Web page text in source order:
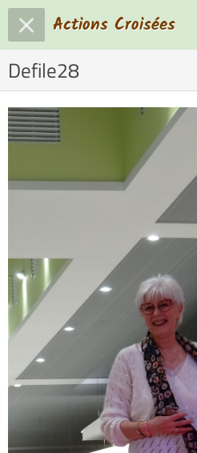
Actions Croisées
Defile28